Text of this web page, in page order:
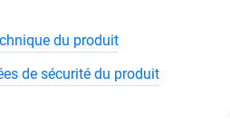
du produit
de sécurité du produit